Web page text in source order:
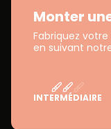
Monter
Fabriquez
en suivant
INTERMÉDIAIRE